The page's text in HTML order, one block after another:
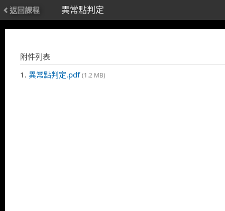
返回課程 異常點判定
附件列表
1. 異常點判定.pdf (1.2 MB)